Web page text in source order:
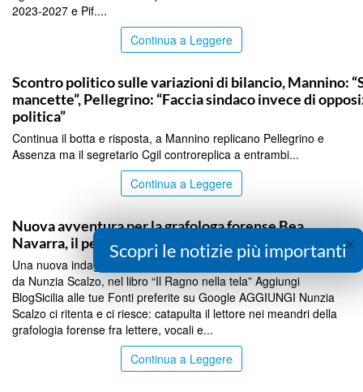
2023-2027 e Pif....
Continua a Leggere
Scontro politico sulle variazioni di bilancio, Mannino:
mancette”, Pellegrino: “Faccia sindaco invece di
politica”
Continua il botta e risposta, a Mannino replicano Pellegrino e
Assenza ma il segretario Cgil controreplica a entrambi...
Continua a Leggere
Nuova avventura per la grafologa forense Bea
Navarra, il personaggio di Nunzia Scalzo
Una nuova indagine per Bea Navarra, la grafologa forense creata
da Nunzia Scalzo, nel libro “Il Ragno nella tela” Aggiungi
BlogSicilia alle tue Fonti preferite su Google AGGIUNGI Nunzia
Scalzo ci ritenta e ci riesce: catapulta il lettore nei meandri della
grafologia forense fra lettere, vocali e...
Continua a Leggere
×
Scopri le notizie più importanti